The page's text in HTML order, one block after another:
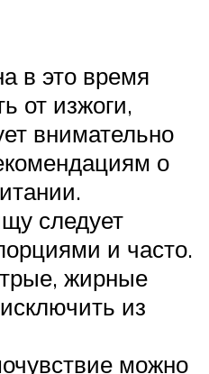
в это время
от изжоги,
внимательно
о
следует
и часто.
жирные
из
можно